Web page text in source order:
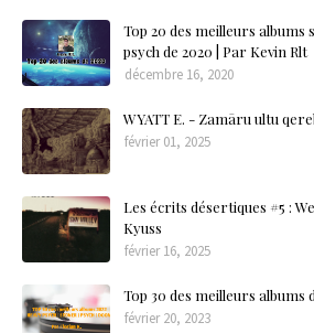
Top 20 des meilleurs
psych de 2020 | Par Kevin Rlt
décembre 16, 2020
WYATT E. - Zamāru ultu
février 01, 2025
Les écrits désertiques #5 :
Kyuss
février 16, 2025
Top 30 des meilleurs albums
février 20, 2023